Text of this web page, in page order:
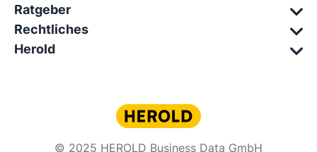
Ratgeber
Rechtliches
Herold
© 2025 HEROLD Business Data GmbH